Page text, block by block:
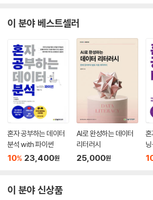
이제 IT 운영을 하는 사람들도 코드를 만들고 관리
이다. IT 운영을 위한 코드는 기존에 개발자가 만든
코드를 관리해야 하는 기술들(이를테면 중앙 코드
트 등)에서 전혀 차이가 없다. 차이가 있다면 이 코
를 다룬다는 것뿐이다. 즉 운영자도 개발자가 되어
것이다.
아주 오랜 역사를 지닌 IT 인프라스트럭처도 알아야
현하는 방법도 알아야 하니 분명 쉬운 일은 아니다.
하는 단계와 기술들을 따라 가다 보면 쉽게 방향을
--- 역자의 말 중에서
영화 주인공, 행성, 보석 등에서 아이디어를 얻은 멋
이 분야 베스트셀러
혼자 공부하는 데이터
분석 with 파이썬
10% 23,400원
AI로 완성하는 데이터
리터러시
25,000원
이 분야 신상품